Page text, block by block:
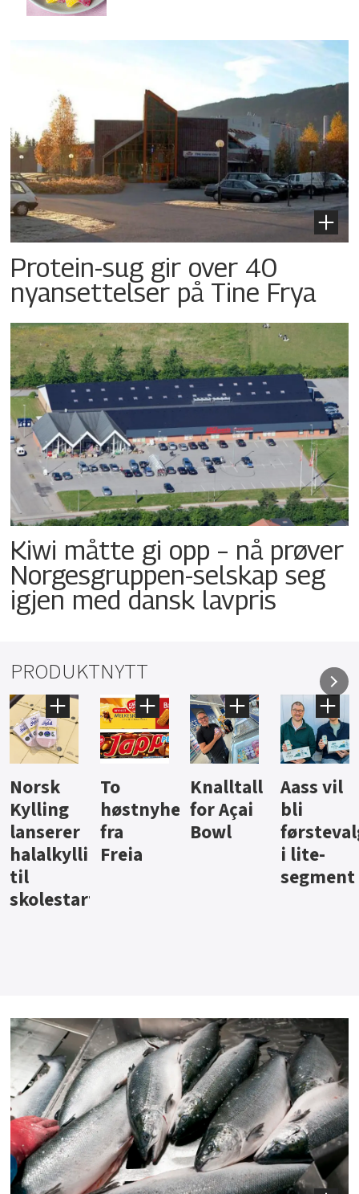
Protein-sug gir over 40
nyansettelser på Tine Frya
Kiwi måtte gi opp – nå prøver
Norgesgruppen-selskap seg
igjen med dansk lavpris
PRODUKTNYTT
Knalltall
for Açai
Bowl
Aass vil
bli
førstevalg
i lite-
Brus og
jus fra
Berentsen
Hard
iste fra
Hansa